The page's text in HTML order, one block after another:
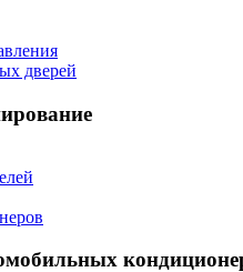
дверей